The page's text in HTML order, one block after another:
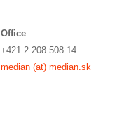
Office
+421 2 208 508 14
median (at) median.sk